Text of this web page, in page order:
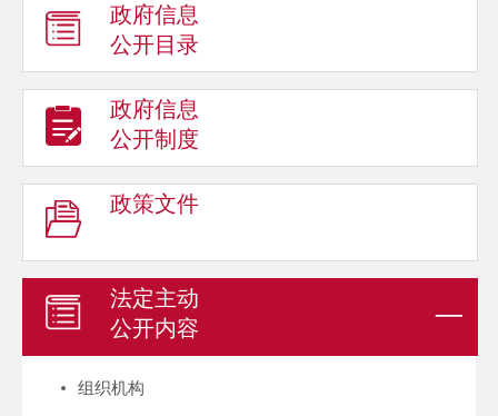
政府信息
公开目录
政府信息
公开制度
政策文件
法定主动
公开内容
组织机构